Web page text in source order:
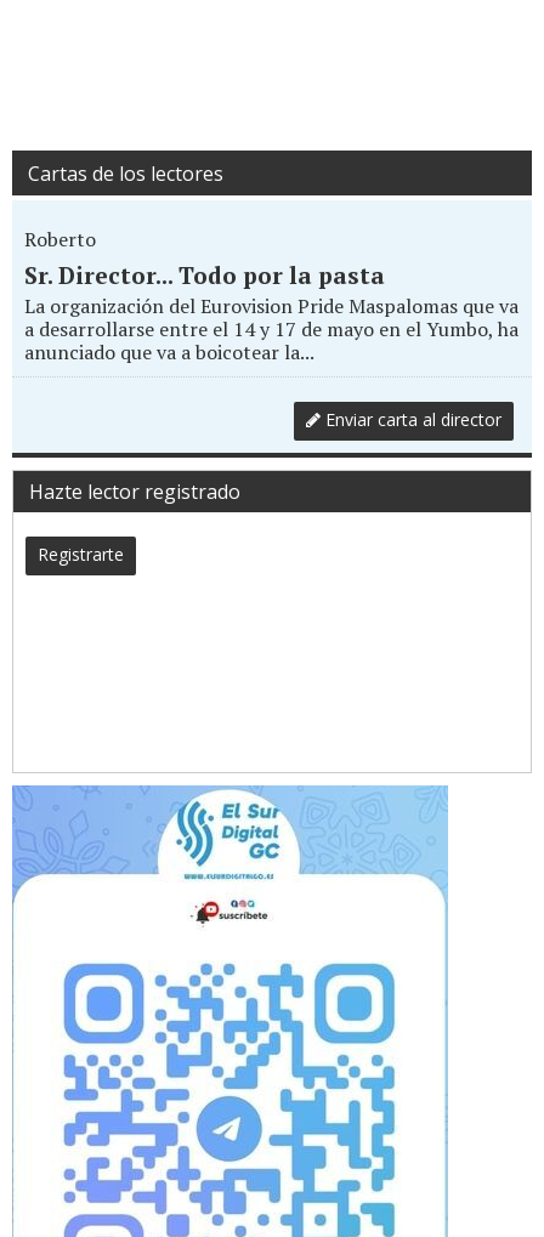
Cartas de los lectores
Roberto
Sr. Director... Todo por la pasta
La organización del Eurovision Pride Maspalomas que va
a desarrollarse entre el 14 y 17 de mayo en el Yumbo, ha
anunciado que va a boicotear la...
Enviar carta al director
Hazte lector registrado
Registrarte